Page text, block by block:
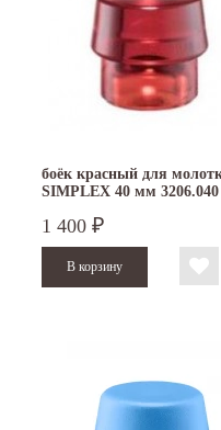
боёк красный для
SIMPLEX 40 мм 3206.040
1 400 ₽